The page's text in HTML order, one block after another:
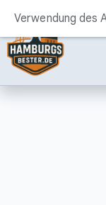
InhaltVerwendung des